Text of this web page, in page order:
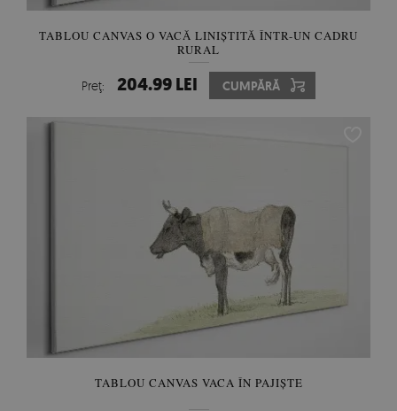
TABLOU CANVAS O VACĂ LINIȘTITĂ ÎNTR-UN CADRU
RURAL
Preţ: 204.99 LEI CUMPĂRĂ
TABLOU CANVAS VACA ÎN PAJIȘTE